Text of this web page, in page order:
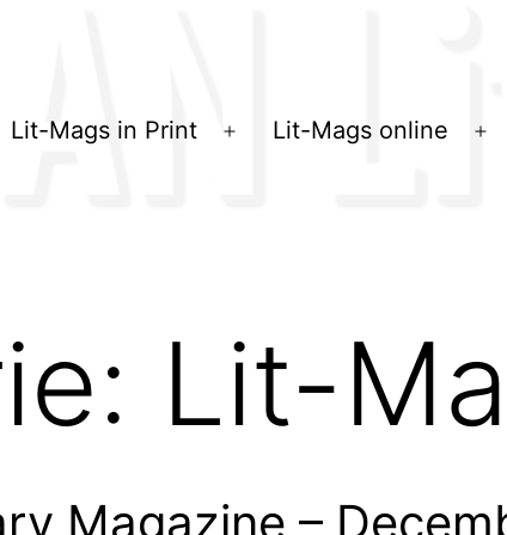
Lit-Mags in Print
Menü
Lit-Mags online
Lit-
Magazine –